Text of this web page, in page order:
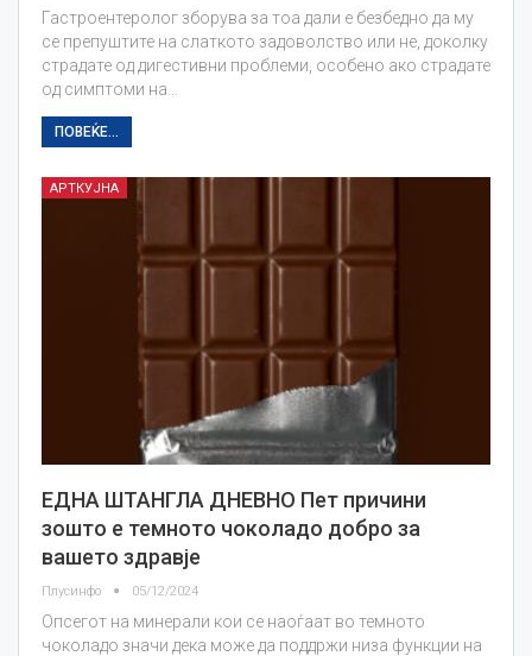
Гастроентеролог зборува за тоа дали е безбедно да му
се препуштите на слаткото задоволство или не, доколку
страдате од дигестивни проблеми, особено ако страдате
од симптоми на…
ПОВЕЌЕ...
АРТКУЈНА
ЕДНА ШТАНГЛА ДНЕВНО Пет причини
зошто е темното чоколадо добро за
вашето здравје
Плусинфо 05/12/2024
Опсегот на минерали кои се наоѓаат во темното
чоколадо значи дека може да поддржи низа функции на